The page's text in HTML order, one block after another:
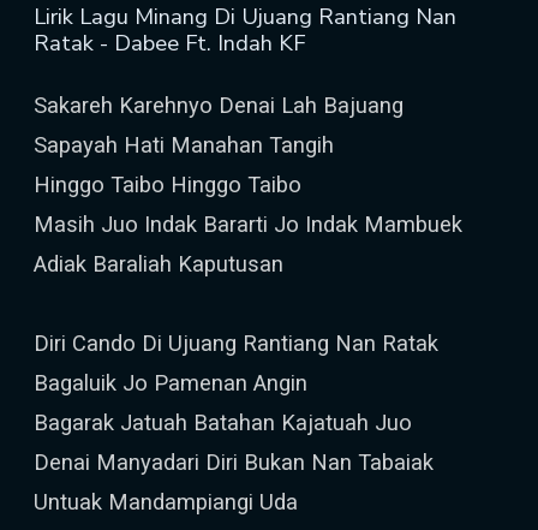
Lirik Lagu Minang Di Ujuang Rantiang Nan
Ratak - Dabee Ft. Indah KF
Sakareh Karehnyo Denai Lah Bajuang
Sapayah Hati Manahan Tangih
Hinggo Taibo Hinggo Taibo
Masih Juo Indak Bararti Jo Indak Mambuek
Adiak Baraliah Kaputusan
Diri Cando Di Ujuang Rantiang Nan Ratak
Bagaluik Jo Pamenan Angin
Bagarak Jatuah Batahan Kajatuah Juo
Denai Manyadari Diri Bukan Nan Tabaiak
Untuak Mandampiangi Uda